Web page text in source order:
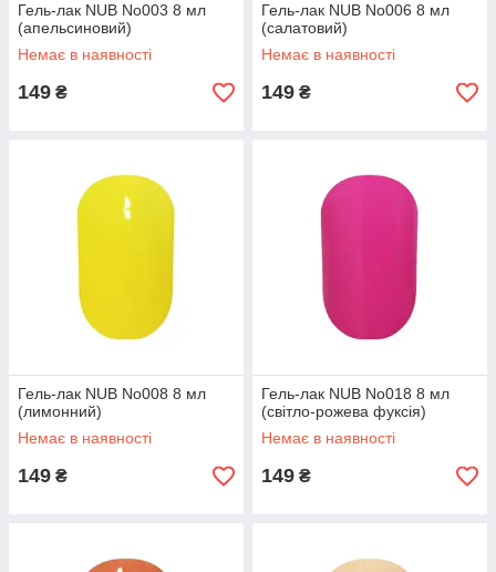
Гель-лак NUB No003 8 мл
(апельсиновий)
Немає в наявності
149 ₴
Гель-лак NUB No006 8 мл
(салатовий)
Немає в наявності
149 ₴
Гель-лак NUB No008 8 мл
(лимонний)
Немає в наявності
149 ₴
Гель-лак NUB No018 8 мл
(світло-рожева фуксія)
Немає в наявності
149 ₴